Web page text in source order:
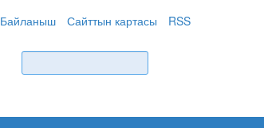
Байланыш Сайттын картасы RSS